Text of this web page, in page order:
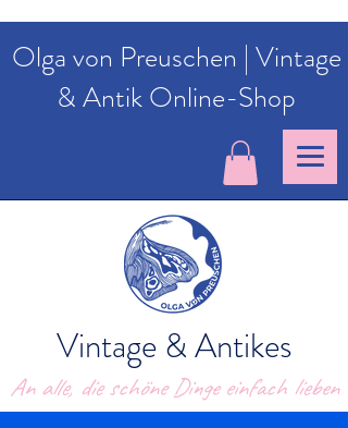
Olga von Preuschen | Vintage
& Antik Online-Shop
Vintage & Antikes
An alle, die schöne Dinge einfach lieben